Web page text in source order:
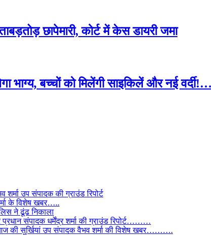
छापेमारी, कोर्ट में केस डायरी जमा
भाग्य, बच्चों को मिलेंगी साइकिलें और नई
उप संपादक की ग्राउंड रिपोर्ट
के विशेष खबर…..
ने ढूंढ निकाला
संपादक धर्मेंद्र शर्मा की ग्राउंड रिपोर्ट………
की सुर्खियां उप संपादक वैभव शर्मा की विशेष खबर……….